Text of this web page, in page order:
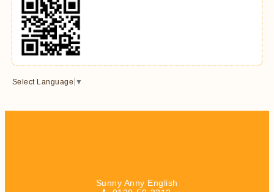
Select Language ▼
Sunny Anny English